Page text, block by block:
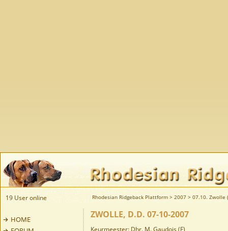
19 User online Rhodesian Ridgeback Plattform > 2007 > 07.10. Zwolle
HOME
ZWOLLE, D.D. 07-10-2007
Keurmeester: Dhr. M. Gaudois (F)